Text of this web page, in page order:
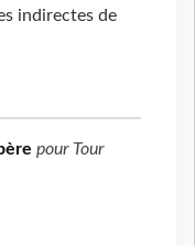
indirectes de
pour Tour